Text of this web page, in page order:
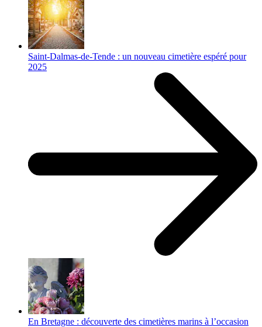
Saint-Dalmas-de-Tende : un nouveau cimetière espéré pour
2025
En Bretagne : découverte des cimetières marins à l’occasion